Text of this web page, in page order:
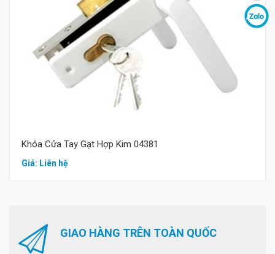
Mua hàng
Khóa Cửa Tay Gạt Hợp Kim 04381
Giá: Liên hệ
GIAO HÀNG TRÊN TOÀN QUỐC